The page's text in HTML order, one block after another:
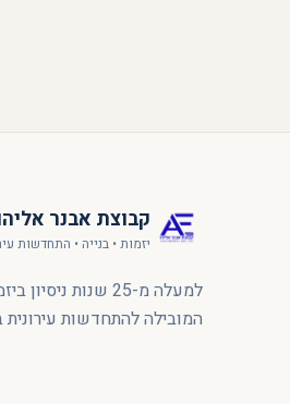
קבוצת אבנר
יזמות • בנייה • התחדשות
למעלה מ-25 שנות
המובילה להתחדשות